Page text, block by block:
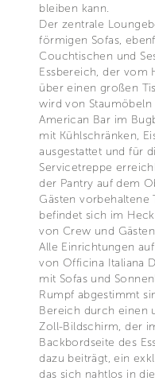
bleiben kann.
Der zentrale
förmigen Sofas,
Couchtischen und
Essbereich, der vom
über einen großen
wird von
American Bar im
mit Kühlschränken,
ausgestattet und für
Servicetreppe
der Pantry auf dem
Gästen vorbehaltene
befindet sich im
von Crew und
Alle Einrichtungen
von Officina Italiana
mit Sofas und
Rumpf abgestimmt
Bereich durch einen
Zoll-Bildschirm, der
Backbordseite des
dazu beiträgt, ein
das sich nahtlos in